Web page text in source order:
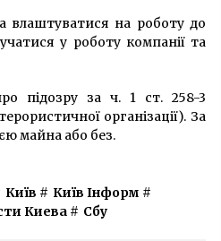
до Зеленського
ago
влаштуватися на роботу до
у роботу компанії та
підозру за ч. 1 ст. 258-3
організації). За
майна або без.
Київ # Київ Інформ #
Киева # Сбу